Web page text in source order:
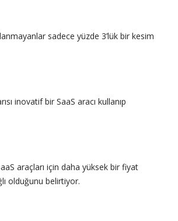
sadece yüzde 3’lük bir kesim
inovatif bir SaaS aracı kullanıp
araçları için daha yüksek bir fiyat
olduğunu belirtiyor.